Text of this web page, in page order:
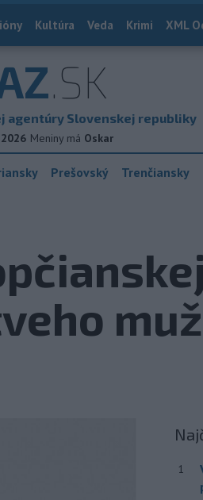
Kultúra Veda Krimi XML
.SK
agentúry Slovenskej republiky
Meniny má Oskar
Prešovský Trenčiansky
1